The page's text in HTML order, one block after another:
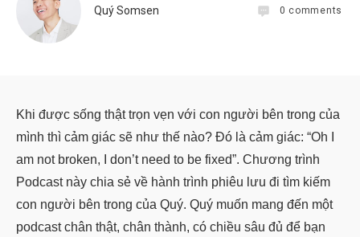
Quý Somsen 0 comments
Khi được sống thật trọn vẹn với con người bên trong của
mình thì cảm giác sẽ như thế nào? Đó là cảm giác: “Oh I
am not broken, I don’t need to be fixed”. Chương trình
Podcast này chia sẻ về hành trình phiêu lưu đi tìm kiếm
con người bên trong của Quý. Quý muốn mang đến một
podcast chân thật, chân thành, có chiều sâu đủ để bạn